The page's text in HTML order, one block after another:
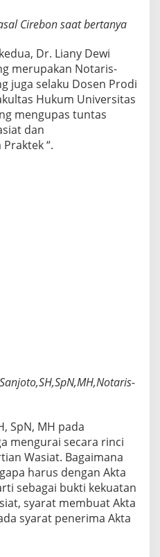
Cirebon saat bertanya
Dr. Liany Dewi
merupakan Notaris-
juga selaku Dosen Prodi
Hukum Universitas
mengupas tuntas
dan
“.
SpN, MH pada
mengurai secara rinci
Wasiat. Bagaimana
harus dengan Akta
sebagai bukti kekuatan
syarat membuat Akta
syarat penerima Akta